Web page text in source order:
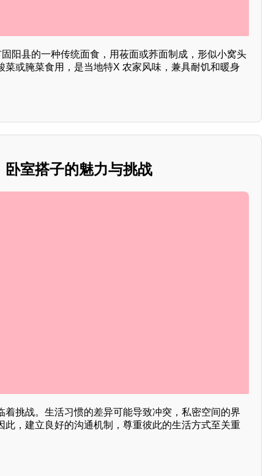
固阳县的一种传统面食，用莜面或荞面制成，形似小窝头
菜或腌菜食用，是当地特X 农家风味，兼具耐饥和暖身
室搭子的魅力与挑战
着挑战。生活习惯的差异可能导致冲突，私密空间的界
此，建立良好的沟通机制，尊重彼此的生活方式至关重